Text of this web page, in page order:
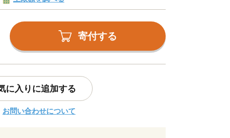
寄付する
に入りに追加する
お問い合わせについて